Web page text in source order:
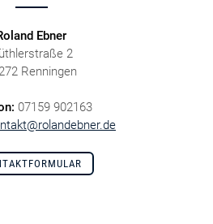
Ebner
2
Renningen
07159 902163